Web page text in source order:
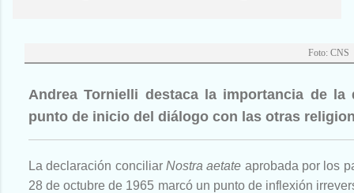
Foto: CNS
Andrea Tornielli destaca la importancia de
punto de inicio del diálogo con las otras
La declaración conciliarNostra aetate aprobada por los
28 de octubre de 1965 marcó un punto de inflexión